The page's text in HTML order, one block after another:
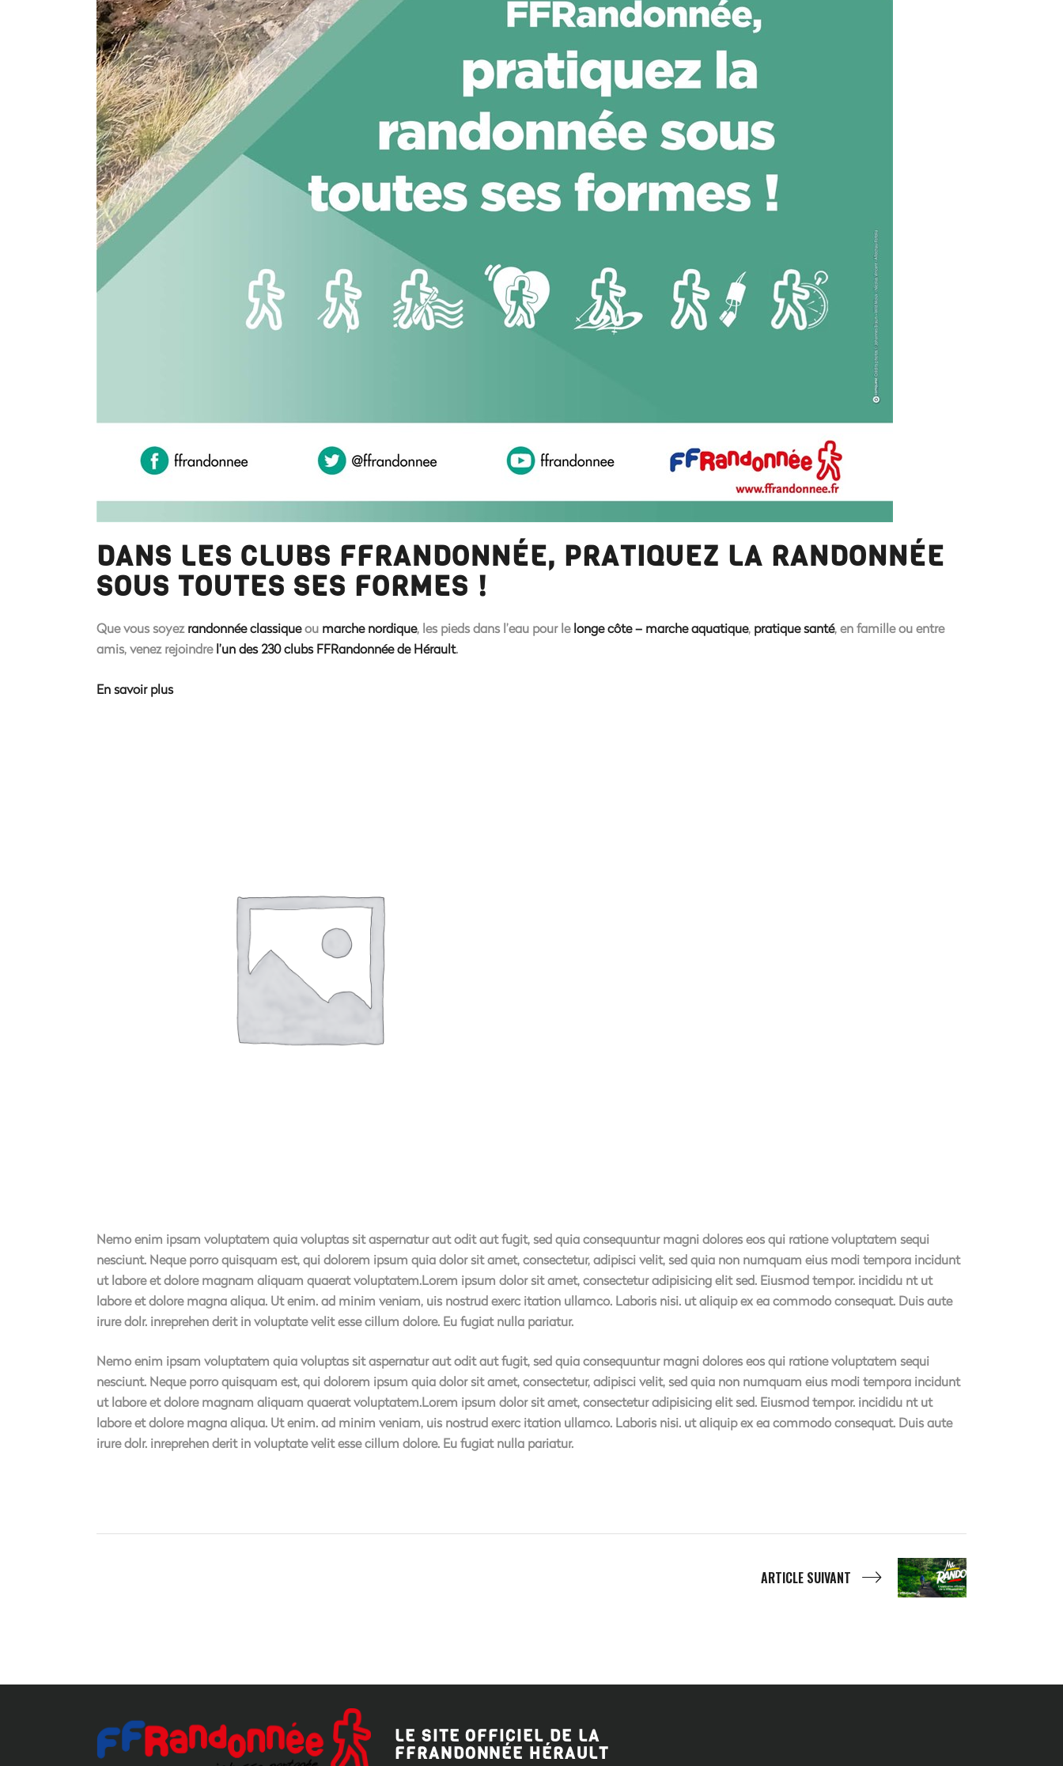
DANS LES CLUBS FFRANDONNÉE, PRATIQUEZ LA RANDONNÉE
SOUS TOUTES SES FORMES !
Que vous soyez randonnée classiqueou marche nordique, les pieds dans l’eau pour lelonge côte – marche aquatique, pratique santé, en famille ou entre
amis, venez rejoindrel’un des 230 clubs FFRandonnée de Hérault.
En savoir plus
Nemo enim ipsam voluptatem quia voluptas sit aspernatur aut odit aut fugit, sed quia consequuntur magni dolores eos qui ratione voluptatem sequi
nesciunt. Neque porro quisquam est, qui dolorem ipsum quia dolor sit amet, consectetur, adipisci velit, sed quia non numquam eius modi tempora incidunt
ut labore et dolore magnam aliquam quaerat voluptatem.Lorem ipsum dolor sit amet, consectetur adipisicing elit sed. Eiusmod tempor. incididu nt ut
labore et dolore magna aliqua. Ut enim. ad minim veniam, uis nostrud exerc itation ullamco. Laboris nisi. ut aliquip ex ea commodo consequat. Duis aute
irure dolr. inreprehen derit in voluptate velit esse cillum dolore. Eu fugiat nulla pariatur.
Nemo enim ipsam voluptatem quia voluptas sit aspernatur aut odit aut fugit, sed quia consequuntur magni dolores eos qui ratione voluptatem sequi
nesciunt. Neque porro quisquam est, qui dolorem ipsum quia dolor sit amet, consectetur, adipisci velit, sed quia non numquam eius modi tempora incidunt
ut labore et dolore magnam aliquam quaerat voluptatem.Lorem ipsum dolor sit amet, consectetur adipisicing elit sed. Eiusmod tempor. incididu nt ut
labore et dolore magna aliqua. Ut enim. ad minim veniam, uis nostrud exerc itation ullamco. Laboris nisi. ut aliquip ex ea commodo consequat. Duis aute
irure dolr. inreprehen derit in voluptate velit esse cillum dolore. Eu fugiat nulla pariatur.
ARTICLE SUIVANT
LE SITE OFFICIEL DE LA
FFRANDONNÉE HÉRAULT